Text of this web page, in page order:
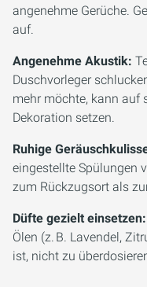
angenehme Gerüche.
auf.
Angenehme Akustik:
Duschvorleger
mehr möchte, kann auf
Dekoration setzen.
Ruhige
eingestellte Spülungen
zum Rückzugsort als
Düfte gezielt einsetzen:
Ölen (z. B. Lavendel,
ist, nicht zu